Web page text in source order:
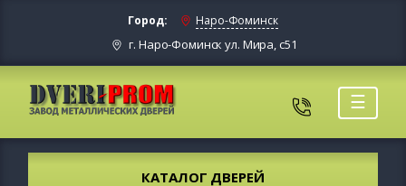
Город: Наро-Фоминск
г. Наро-Фоминск ул. Мира, с51
☰
КАТАЛОГ ДВЕРЕЙ